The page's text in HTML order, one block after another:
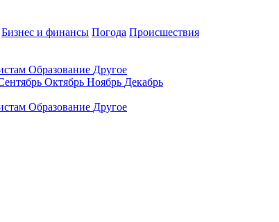
Бизнес и финансы Погода Происшествия
Образование Другое
Октябрь Ноябрь Декабрь
Образование Другое